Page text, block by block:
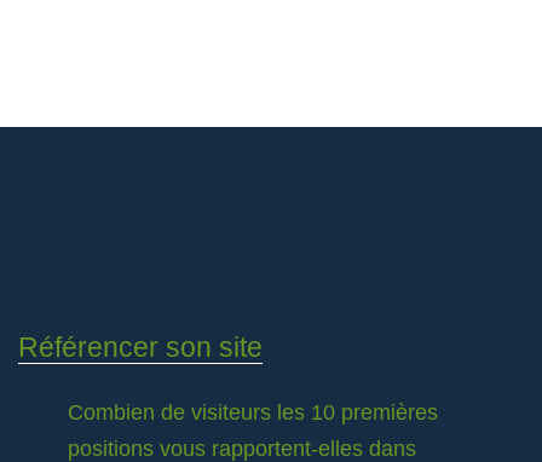
Référencer son site
Combien de visiteurs les 10 premières
positions vous rapportent-elles dans